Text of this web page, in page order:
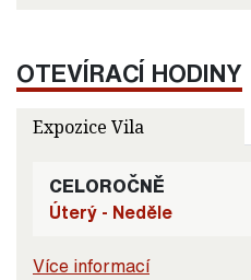
OTEVÍRACÍ HODINY
Expozice Vila
CELOROČNĚ
Úterý - Neděle
Více informací